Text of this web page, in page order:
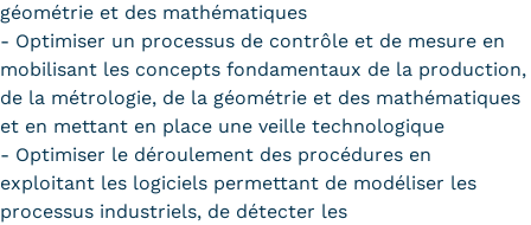
géométrie et des mathématiques
- Optimiser un processus de contrôle et de mesure en
mobilisant les concepts fondamentaux de la production,
de la métrologie, de la géométrie et des mathématiques
et en mettant en place une veille technologique
- Optimiser le déroulement des procédures en
exploitant les logiciels permettant de modéliser les
processus industriels, de détecter les